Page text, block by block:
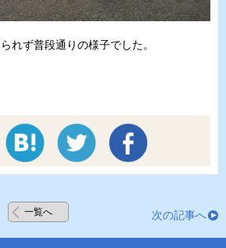
れず普段通りの様子でした。
一覧へ 次の記事へ